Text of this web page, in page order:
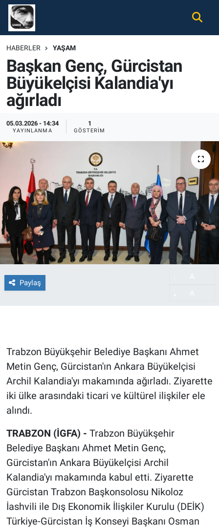
HABERLER YAŞAM
Başkan Genç, Gürcistan
Büyükelçisi Kalandia'yı
ağırladı
05.03.2026 - 14:34
YAYINLANMA
1
GÖSTERIM
Paylaş
Trabzon Büyükşehir Belediye Başkanı Ahmet
Metin Genç, Gürcistan'ın Ankara Büyükelçisi
Archil Kalandia'yı makamında ağırladı. Ziyarette
iki ülke arasındaki ticari ve kültürel ilişkiler ele
alındı.
TRABZON (İGFA) - Trabzon Büyükşehir
Belediye Başkanı Ahmet Metin Genç,
Gürcistan'ın Ankara Büyükelçisi Archil
Kalandia'yı makamında kabul etti. Ziyarette
Gürcistan Trabzon Başkonsolosu Nikoloz
İashvili ile Dış Ekonomik İlişkiler Kurulu (DEİK)
Türkiye-Gürcistan İş Konseyi Başkanı Osman
Gündem
Ekonomi
Spor
Tüm Haberler
İletişim
Künye
Nöbetçi Eczaneler
Hava Durumu
Namaz Vakitleri
Süper Lig Puan Durumu ve Fikstür
Tüm Manşetler
Son Dakika Haberleri
Haber Arşivi